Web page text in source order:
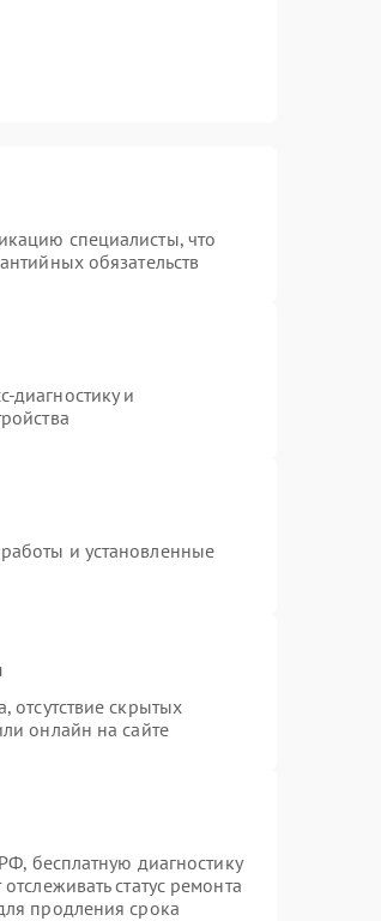
специалисты, что
обязательств
диагностику и
и установленные
отсутствие скрытых
онлайн на сайте
бесплатную диагностику
статус ремонта
продления срока